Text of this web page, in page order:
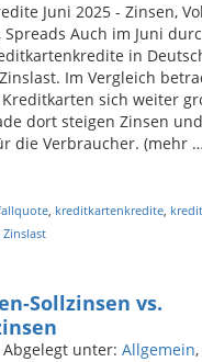
Juni 2025 - Zinsen,
Auch im Juni
in
Im Vergleich
Kreditkarten sich weiter
dort steigen Zinsen
die Verbraucher. (mehr
, kreditkartenkredite,
Zinslast
Sollzinsen vs.
Abgelegt unter: Allgemein,